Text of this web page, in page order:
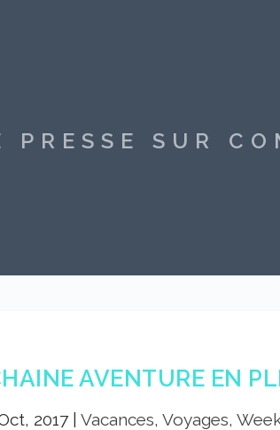
SUR
AVENTURE EN
2017| Vacances, Voyages,